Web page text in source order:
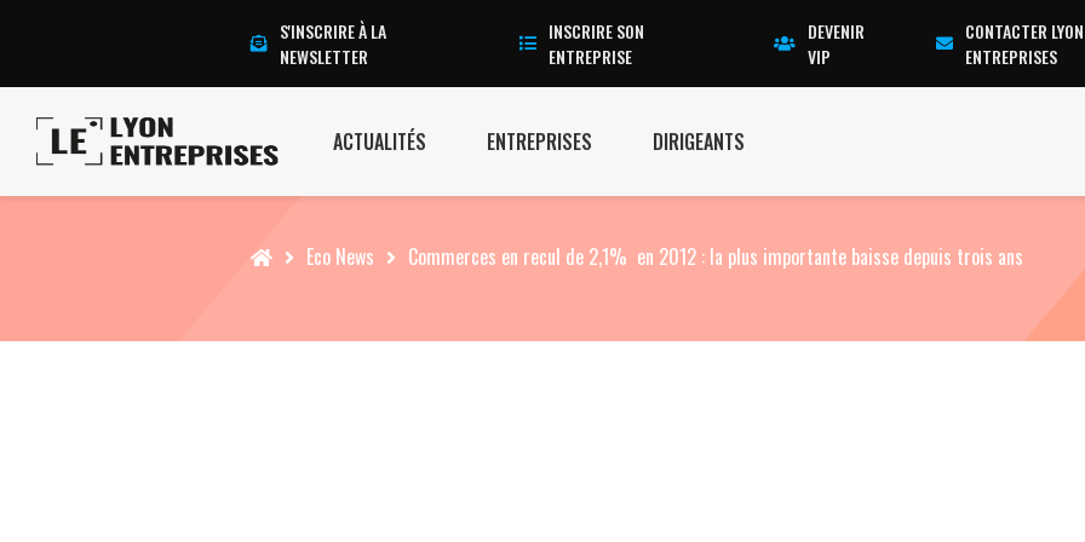
S'INSCRIRE À LA
NEWSLETTER
INSCRIRE SON
ENTREPRISE
DEVENIR
VIP
CONTACTER LYON
ENTREPRISES
ACTUALITÉS ENTREPRISES DIRIGEANTS
Accueil Eco News Commerces en recul de 2,1% en 2012 : la plus importante baisse depuis trois ans